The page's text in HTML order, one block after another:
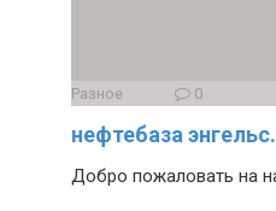
Разное 0
нефтебаза энгельс.
Добро пожаловать на